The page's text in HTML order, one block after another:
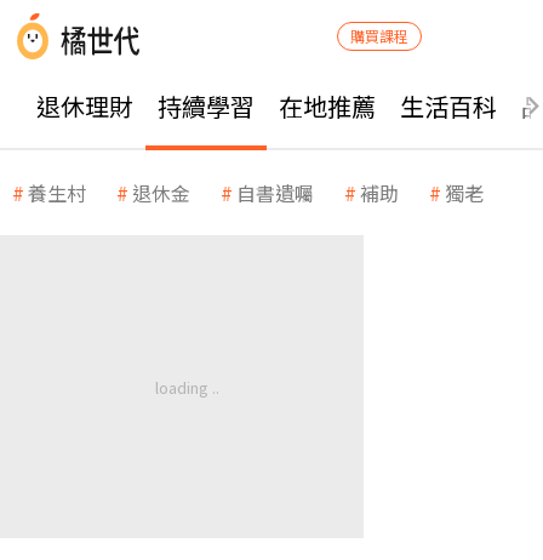
購買課程
退休理財 持續學習 在地推薦 生活百科
養生村 退休金 自書遺囑 補助 獨老